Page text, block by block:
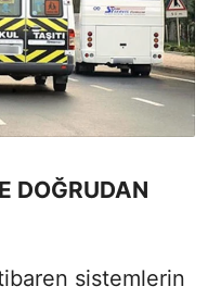
DOĞRUDAN
sistemlerin